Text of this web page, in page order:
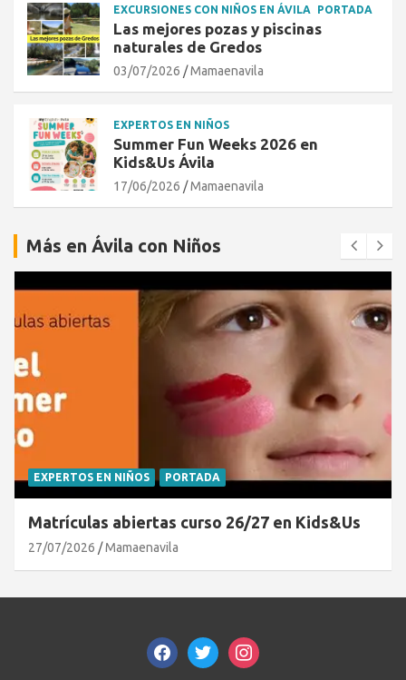
EXCURSIONES CON NIÑOS EN ÁVILA PORTADA
Las mejores pozas y piscinas
naturales de Gredos
03/07/2026 Mamaenavila
EXPERTOS EN NIÑOS
Summer Fun Weeks 2026 en
Kids&Us Ávila
17/06/2026 Mamaenavila
Más en Ávila con Niños
EXPERTOS EN NIÑOS PORTADA
Matrículas abiertas curso 26/27 en Kids&Us
27/07/2026 Mamaenavila
facebooktwitterinstagram